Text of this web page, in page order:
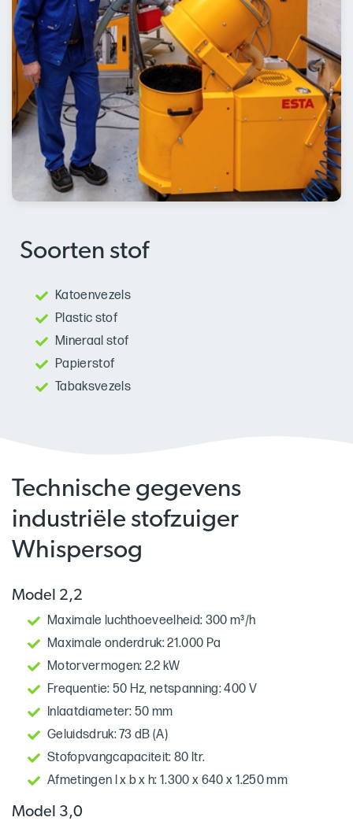
Soorten stof
Katoenvezels
Plastic stof
Mineraal stof
Papierstof
Tabaksvezels
Technische gegevens
industriële stofzuiger
Whispersog
Model 2,2
Maximale luchthoeveelheid: 300 m³/h
Maximale onderdruk: 21.000 Pa
Motorvermogen: 2.2 kW
Frequentie: 50 Hz, netspanning: 400 V
Inlaatdiameter: 50 mm
Geluidsdruk: 73 dB (A)
Stofopvangcapaciteit: 80 ltr.
Afmetingen l x b x h: 1.300 x 640 x 1.250 mm
Model 3,0